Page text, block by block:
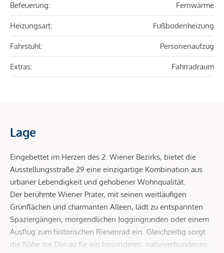
Befeuerung: Fernwärme
Heizungsart: Fußbodenheizung
Fahrstuhl: Personenaufzug
Extras: Fahrradraum
Lage
Eingebettet im Herzen des 2. Wiener Bezirks, bietet die
Ausstellungsstraße 29 eine einzigartige Kombination aus
urbaner Lebendigkeit und gehobener Wohnqualität.
Der berühmte Wiener Prater, mit seinen weitläufigen
Grünflächen und charmanten Alleen, lädt zu entspannten
Spaziergängen, morgendlichen Joggingrunden oder einem
Ausflug zum historischen Riesenrad ein. Gleichzeitig sorgt
die Nähe zur Donau für ein besonderes, naturverbundenes